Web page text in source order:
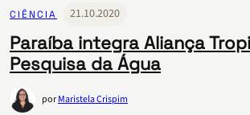
CIÊNCIA 21.10.2020
Paraíba integra Aliança
Pesquisa da Água
porMaristela Crispim